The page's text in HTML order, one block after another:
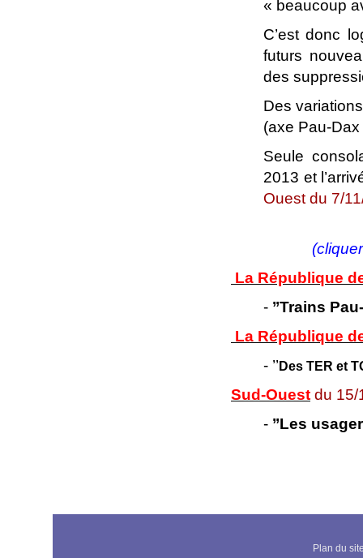
« beaucoup
C’est donc
futurs
des
Des
(axe Pau-Dax
Seule
2013 et
Ouest du 7/
La République
- ’’Trains
La République
- ’’ Des TER et
Sud-Ouest du 15/
- ’’Les
Plan du